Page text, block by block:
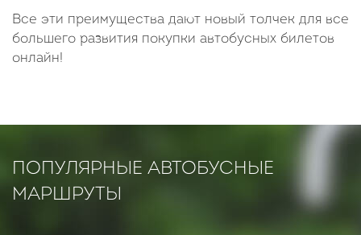
Все эти преимущества дают новый толчек для все
большего развития покупки автобусных билетов
онлайн!
ПОПУЛЯРНЫЕ АВТОБУСНЫЕ
МАРШРУТЫ